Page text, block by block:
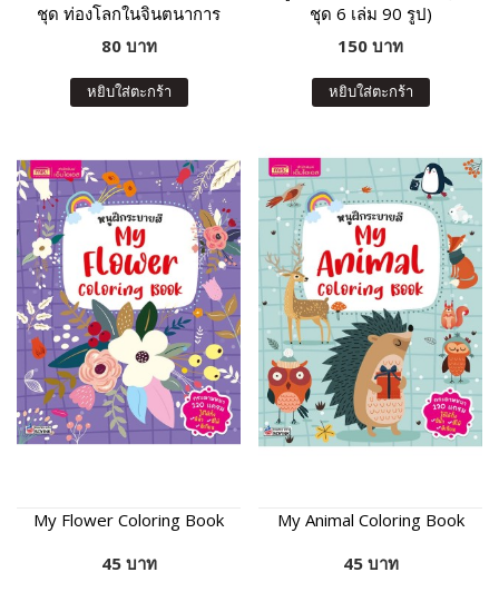
ชุด ท่องโลกในจินตนาการ
80 บาท
หยิบใส่ตะกร้า
ชุด 6 เล่ม 90 รูป)
150 บาท
หยิบใส่ตะกร้า
My Flower Coloring Book
45 บาท
My Animal Coloring Book
45 บาท